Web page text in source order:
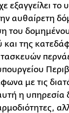
εξαγγείλει το
αυθαίρετη
του
και της
με τις
η υπηρεσία